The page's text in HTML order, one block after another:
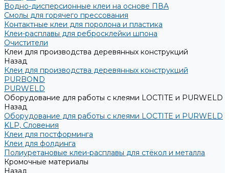
Водно-дисперсионные клеи на основе ПВА
Смолы для горячего прессования
Контактные клеи для поролона и пластика
Клеи-расплавы для ребросклейки шпона
Очистители
Клеи для производства деревянных конструкций
Назад
Клеи для производства деревянных конструкций
PURBOND
PURWELD
Оборудование для работы с клеями LOCTITE и PURWELD
Назад
Оборудование для работы с клеями LOCTITE и PURWELD
KLP, Словения
Клеи для постформинга
Клеи для фолдинга
Полиуретановые клеи-расплавы для стёкол и металла
Кромочные материалы
Назад